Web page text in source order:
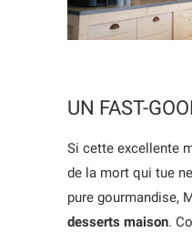
UN FAST-
Si cette excellente
de la mort qui tue
pure gourmandise,
desserts maison.